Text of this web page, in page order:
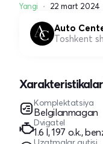
Yangi 22 mart 2024
Auto
Toshkent
Komplektatsiya
Belgilanmagan
Dvigatel
1.6 l, 197 o.k.,